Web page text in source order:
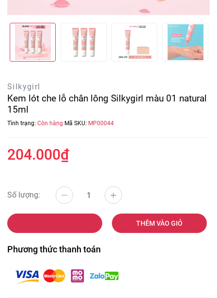
Silkygirl
Kem lót che lỗ chân lông Silkygirl màu 01 natural
15ml
Tình trạng: Còn hàng Mã SKU: MP00044
204.000₫
Số lượng:
THÊM VÀO GIỎ
Phương thức thanh toán